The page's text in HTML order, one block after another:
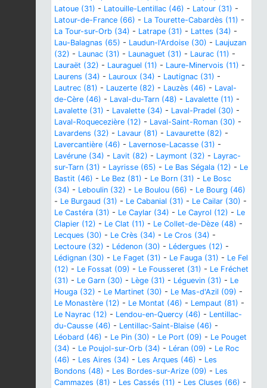
Latoue (31) - Latouille-Lentillac (46) - Latour (31) -
Latour-de-France (66) - La Tourette-Cabardès (11) -
La Tour-sur-Orb (34) - Latrape (31) - Lattes (34) -
Lau-Balagnas (65) - Laudun-l'Ardoise (30) - Laujuzan
(32) - Launac (31) - Launaguet (31) - Laurac (11) -
Lauraët (32) - Lauraguel (11) - Laure-Minervois (11) -
Laurens (34) - Lauroux (34) - Lautignac (31) -
Lautrec (81) - Lauzerte (82) - Lauzès (46) - Laval-
de-Cère (46) - Laval-du-Tarn (48) - Lavalette (11) -
Lavalette (31) - Lavalette (34) - Laval-Pradel (30) -
Laval-Roquecezière (12) - Laval-Saint-Roman (30) -
Lavardens (32) - Lavaur (81) - Lavaurette (82) -
Lavercantière (46) - Lavernose-Lacasse (31) -
Lavérune (34) - Lavit (82) - Laymont (32) - Layrac-
sur-Tarn (31) - Layrisse (65) - Le Bas Ségala (12) - Le
Bastit (46) - Le Bez (81) - Le Born (31) - Le Bosc
(34) - Leboulin (32) - Le Boulou (66) - Le Bourg (46)
- Le Burgaud (31) - Le Cabanial (31) - Le Cailar (30) -
Le Castéra (31) - Le Caylar (34) - Le Cayrol (12) - Le
Clapier (12) - Le Clat (11) - Le Collet-de-Dèze (48) -
Lecques (30) - Le Crès (34) - Le Cros (34) -
Lectoure (32) - Lédenon (30) - Lédergues (12) -
Lédignan (30) - Le Faget (31) - Le Fauga (31) - Le Fel
(12) - Le Fossat (09) - Le Fousseret (31) - Le Fréchet
(31) - Le Garn (30) - Lège (31) - Léguevin (31) - Le
Houga (32) - Le Martinet (30) - Le Mas-d'Azil (09) -
Le Monastère (12) - Le Montat (46) - Lempaut (81) -
Le Nayrac (12) - Lendou-en-Quercy (46) - Lentillac-
du-Causse (46) - Lentillac-Saint-Blaise (46) -
Léobard (46) - Le Pin (30) - Le Port (09) - Le Pouget
(34) - Le Poujol-sur-Orb (34) - Léran (09) - Le Roc
(46) - Les Aires (34) - Les Arques (46) - Les
Bondons (48) - Les Bordes-sur-Arize (09) - Les
Cammazes (81) - Les Cassés (11) - Les Cluses (66) -